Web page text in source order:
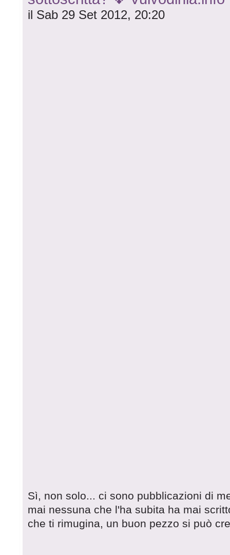
il Sab 29 Set 2012, 20:20
Sì, non solo... ci sono pubblicazioni di
mai nessuna che l'ha subita ha mai
che ti rimugina, un buon pezzo si può